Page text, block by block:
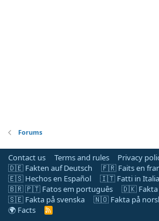
Forums
Contact us Terms and rules Privacy
🇩🇪 Fakten auf Deutsch
🇫🇷 Faits en
🇪🇸 Hechos en Español
🇮🇹 Fatti in
🇧🇷 🇵🇹 Fatos em português
🇩🇰 Fakta
🇸🇪 Fakta på svenska
🇳🇴 Fakta på
🌍 Facts
R